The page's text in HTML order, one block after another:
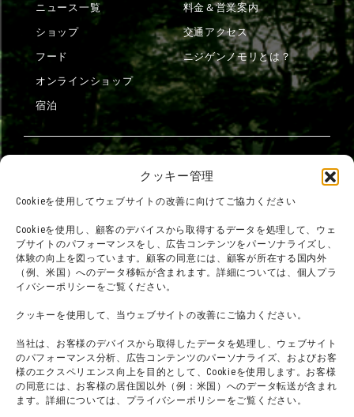
クッキー管理
Cookieを使用してウェブサイトの改善に向けてご協力ください
Cookieを使用し、顧客のデバイスから取得するデータを処理して、ウェ
ブサイトのパフォーマンスをし、広告コンテンツをパーソナライズし、
体験の向上を図っています。顧客の同意には、顧客が所在する国内外
（例、米国）へのデータ移転が含まれます。詳細については、個人プラ
イバシーポリシーをご覧ください。
クッキーを使用して、当ウェブサイトの改善にご協力ください。
当社は、お客様のデバイスから取得したデータを処理し、ウェブサイト
のパフォーマンス分析、広告コンテンツのパーソナライズ、およびお客
様のエクスペリエンス向上を目的として、Cookieを使用します。お客様
の同意には、お客様の居住国以外（例：米国）へのデータ転送が含まれ
ます。詳細については、プライバシーポリシーをご覧ください。
ニュース一覧
ショップ
フード
オンラインショップ
宿泊
料金＆営業案内
交通アクセス
ニジゲンノモリとは？
お問い合わせ
利用規約
プライバシーポリシー
プレスリリース
会社概要
スタッフ募集